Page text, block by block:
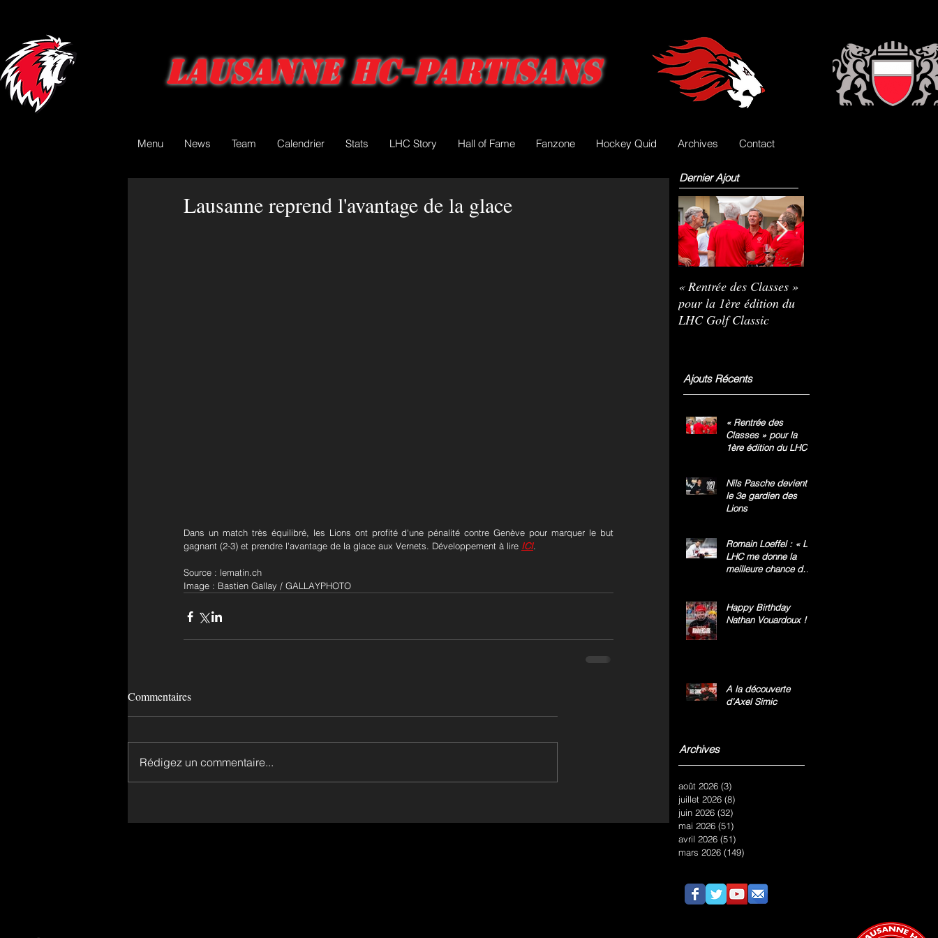
Lausanne HC-Partisans
Menu News Team Calendrier Stats LHC Story Hall of Fame Fanzone Hockey Quid Archives Contact
Lausanne reprend l'avantage de la glace
Dans un match très équilibré, les Lions ont profité d'une pénalité contre Genève pour marquer le but
gagnant (2-3) et prendre l'avantage de la glace aux Vernets. Développement à lire ICI.
Source : lematin.ch
Image : Bastien Gallay / GALLAYPHOTO
Commentaires
Rédigez un commentaire...
Dernier Ajout
« Rentrée des Classes »
pour la 1ère édition du
LHC Golf Classic
Ajouts Récents
« Rentrée des
Classes » pour la
1ère édition du LHC
Nils Pasche devient
le 3e gardien des
Lions
Romain Loeffel : « Le
LHC me donne la
meilleure chance de
Happy Birthday
Nathan Vouardoux !
A la découverte
d’Axel Simic
Archives
août 2026 (3)
juillet 2026 (8)
juin 2026 (32)
mai 2026 (51)
avril 2026 (51)
mars 2026 (149)